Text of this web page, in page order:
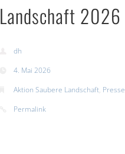
Landschaft 2026
dh
4. Mai 2026
Aktion Saubere Landschaft, Presse
Permalink